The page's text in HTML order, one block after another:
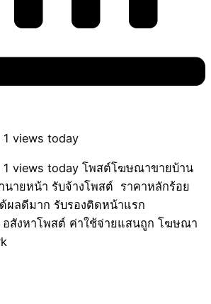
views today
1 views today โพสต์โฆษณาขายบ้าน
ายหน้า รับจ้างโพสต์ ราคาหลักร้อย
ผลดีมาก รับรองติดหน้าแรก
อสังหาโพสต์ ค่าใช้จ่ายแสนถูก โฆษณา